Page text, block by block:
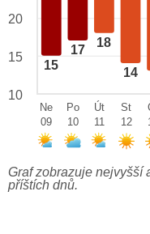
15
17
18
14
20
15
10
Ne
09
Po
10
Út
11
St
12
Graf zobrazuje nejvyšší
příštích dnů.